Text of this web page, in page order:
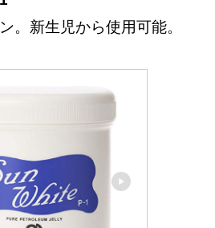
。新生児から使用可能。